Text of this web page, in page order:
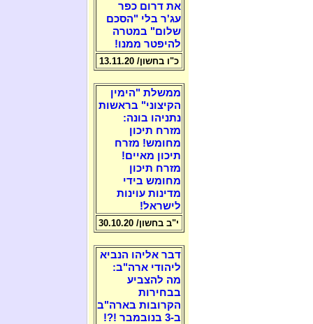
את דרום כפר
עג'ר בלי "הסכם
שלום" במטרה
להיפטר ממנו!
כ"ו בחשון/ 13.11.20
ממשלת "הימין
הקיצוני" בראשות
נתניהו בונה:
מזרח תיכון
מחומש! מזרח
תיכון מאיים!
מזרח תיכון
מחומש בידי
מדינות עוינות
לישראל!
י"ב בחשון/ 30.10.20
דבר אליהו הנביא
ליהודי ארה"ב:
מה להצביע
בבחירות
הקרובות בארה"ב
ב-3 בנובמבר !?!